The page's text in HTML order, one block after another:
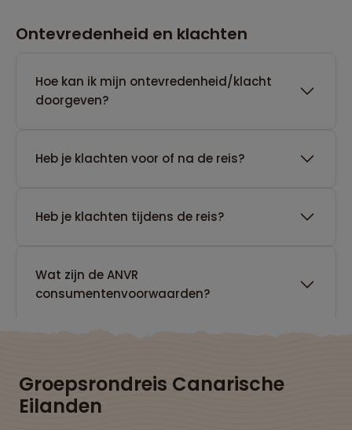
Ontevredenheid en klachten
Hoe kan ik mijn ontevredenheid/klacht
doorgeven?
Heb je klachten voor of na de reis?
Heb je klachten tijdens de reis?
Wat zijn de ANVR
consumentenvoorwaarden?
Groepsrondreis Canarische
Eilanden